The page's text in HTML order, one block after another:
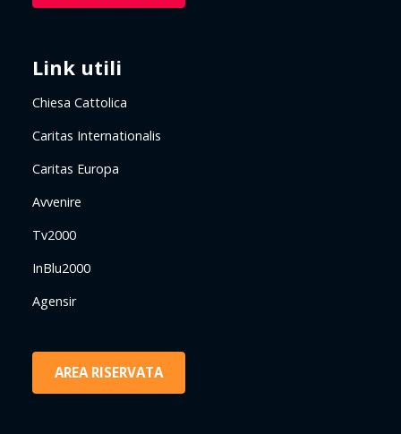
Link utili
Chiesa Cattolica
Caritas Internationalis
Caritas Europa
Avvenire
Tv2000
InBlu2000
Agensir
AREA RISERVATA